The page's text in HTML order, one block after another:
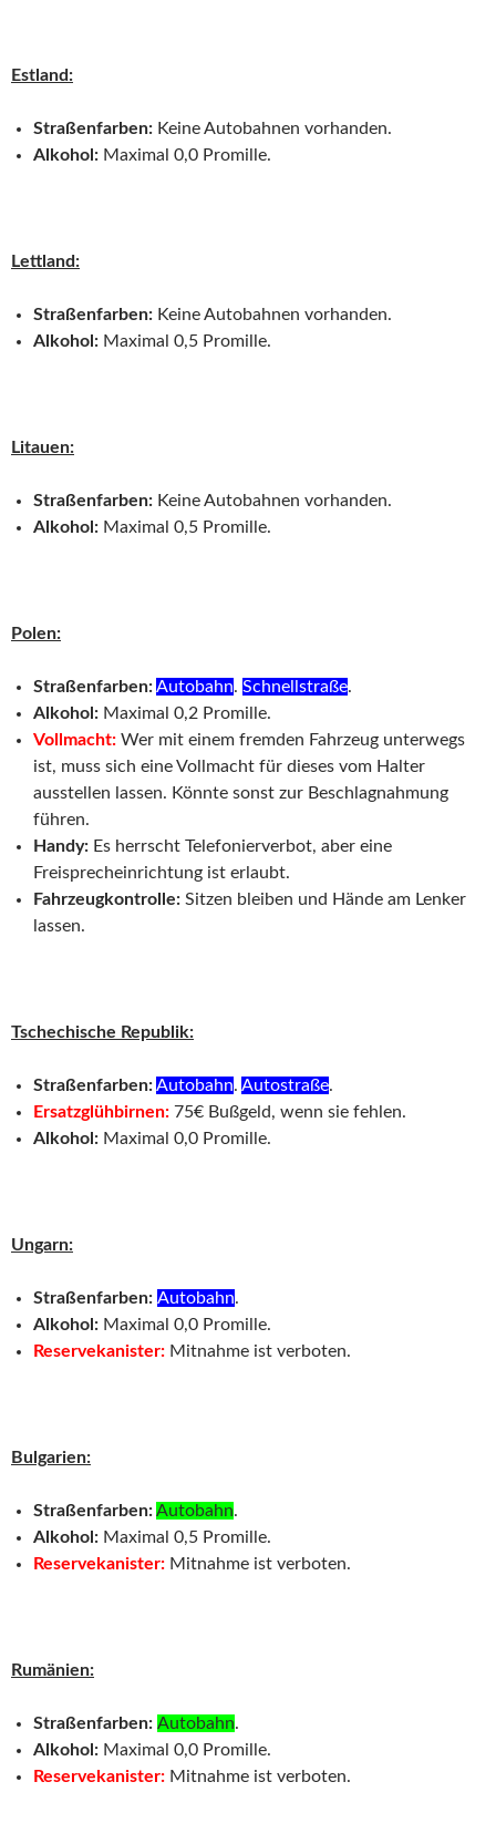
Estland:
Straßenfarben: Keine Autobahnen vorhanden.
Alkohol: Maximal 0,0 Promille.
Lettland:
Straßenfarben: Keine Autobahnen vorhanden.
Alkohol: Maximal 0,5 Promille.
Litauen:
Straßenfarben: Keine Autobahnen vorhanden.
Alkohol: Maximal 0,5 Promille.
Polen:
Straßenfarben:Autobahn. Schnellstraße.
Alkohol: Maximal 0,2 Promille.
Vollmacht: Wer mit einem fremden Fahrzeug unterwegs
ist, muss sich eine Vollmacht für dieses vom Halter
ausstellen lassen. Könnte sonst zur Beschlagnahmung
führen.
Handy: Es herrscht Telefonierverbot, aber eine
Freisprecheinrichtung ist erlaubt.
Fahrzeugkontrolle: Sitzen bleiben und Hände am Lenker
lassen.
Tschechische Republik:
Straßenfarben:Autobahn. Autostraße.
Ersatzglühbirnen: 75€ Bußgeld, wenn sie fehlen.
Alkohol: Maximal 0,0 Promille.
Ungarn:
Straßenfarben: Autobahn.
Alkohol: Maximal 0,0 Promille.
Reservekanister: Mitnahme ist verboten.
Bulgarien:
Straßenfarben:Autobahn.
Alkohol: Maximal 0,5 Promille.
Reservekanister: Mitnahme ist verboten.
Rumänien:
Straßenfarben: Autobahn.
Alkohol: Maximal 0,0 Promille.
Reservekanister: Mitnahme ist verboten.